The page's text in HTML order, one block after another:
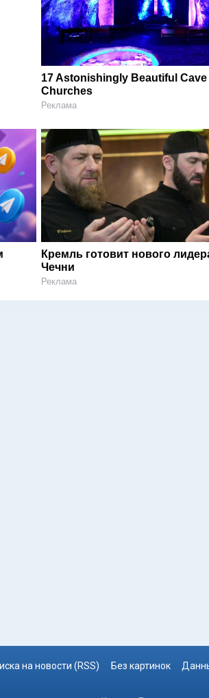
17 Astonishingly Beautiful Cave
Churches
Реклама
Кремль готовит нового
Чечни
Реклама
на новости (RSS) Без картинок